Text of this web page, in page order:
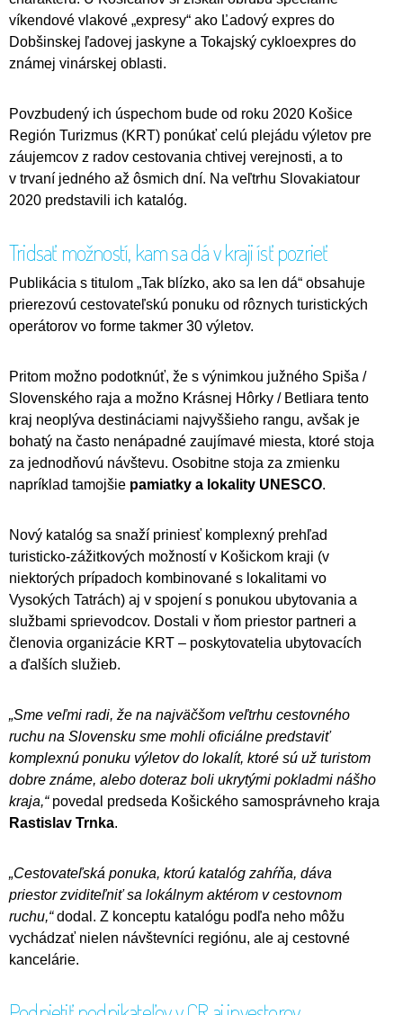
víkendové vlakové „expresy“ ako Ľadový expres do
Dobšinskej ľadovej jaskyne a Tokajský cykloexpres do
známej vinárskej oblasti.
Povzbudený ich úspechom bude od roku 2020 Košice
Región Turizmus (KRT) ponúkať celú plejádu výletov pre
záujemcov z radov cestovania chtivej verejnosti, a to
v trvaní jedného až ôsmich dní. Na veľtrhu Slovakiatour
2020 predstavili ich katalóg.
Tridsať možností, kam sa dá v kraji ísť pozrieť
Publikácia s titulom „Tak blízko, ako sa len dá“ obsahuje
prierezovú cestovateľskú ponuku od rôznych turistických
operátorov vo forme takmer 30 výletov.
Pritom možno podotknúť, že s výnimkou južného Spiša /
Slovenského raja a možno Krásnej Hôrky / Betliara tento
kraj neoplýva destináciami najvyššieho rangu, avšak je
bohatý na často nenápadné zaujímavé miesta, ktoré stoja
za jednodňovú návštevu. Osobitne stoja za zmienku
napríklad tamojšie pamiatky a lokality UNESCO.
Nový katalóg sa snaží priniesť komplexný prehľad
turisticko-zážitkových možností v Košickom kraji (v
niektorých prípadoch kombinované s lokalitami vo
Vysokých Tatrách) aj v spojení s ponukou ubytovania a
službami sprievodcov. Dostali v ňom priestor partneri a
členovia organizácie KRT – poskytovatelia ubytovacích
a ďalších služieb.
„Sme veľmi radi, že na najväčšom veľtrhu cestovného
ruchu na Slovensku sme mohli oficiálne predstaviť
komplexnú ponuku výletov do lokalít, ktoré sú už turistom
dobre známe, alebo doteraz boli ukrytými pokladmi nášho
kraja,“ povedal predseda Košického samosprávneho kraja
Rastislav Trnka.
„Cestovateľská ponuka, ktorú katalóg zahŕňa, dáva
priestor zviditeľniť sa lokálnym aktérom v cestovnom
ruchu,“dodal. Z konceptu katalógu podľa neho môžu
vychádzať nielen návštevníci regiónu, ale aj cestovné
kancelárie.